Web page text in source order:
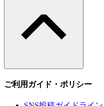
ご利用ガイド・ポリシー